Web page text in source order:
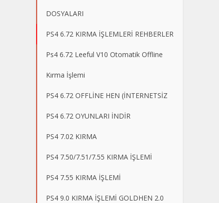
DOSYALARI
PS4 6.72 KIRMA İŞLEMLERİ REHBERLER
Ps4 6.72 Leeful V10 Otomatik Offline
Kırma İşlemi
PS4 6.72 OFFLİNE HEN (İNTERNETSİZ
PS4 6.72 OYUNLARI İNDİR
PS4 7.02 KIRMA
PS4 7.50/7.51/7.55 KIRMA İŞLEMİ
PS4 7.55 KIRMA İŞLEMİ
PS4 9.0 KIRMA İŞLEMİ GOLDHEN 2.0